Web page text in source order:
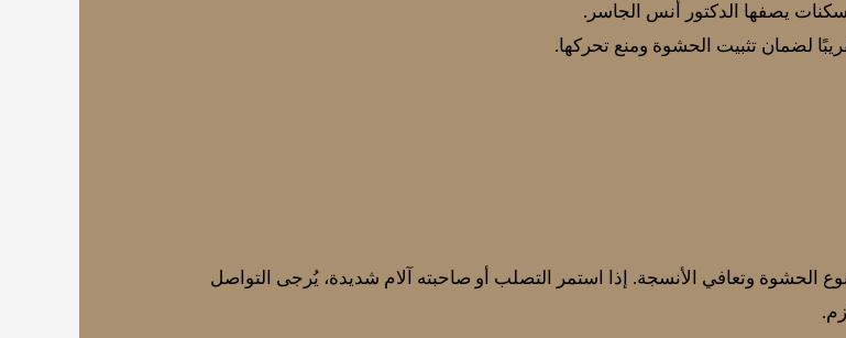
يصفها الدكتور أنس الجاسر.
لضمان تثبيت الحشوة ومنع تحركها.
وتعافي الأنسجة. إذا استمر التصلب أو صاحبته آلام شديدة، يُرجى التواصل